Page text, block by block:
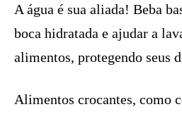
A água é sua aliada! Beba
boca hidratada e ajudar a
alimentos, protegendo seus
Alimentos crocantes, como